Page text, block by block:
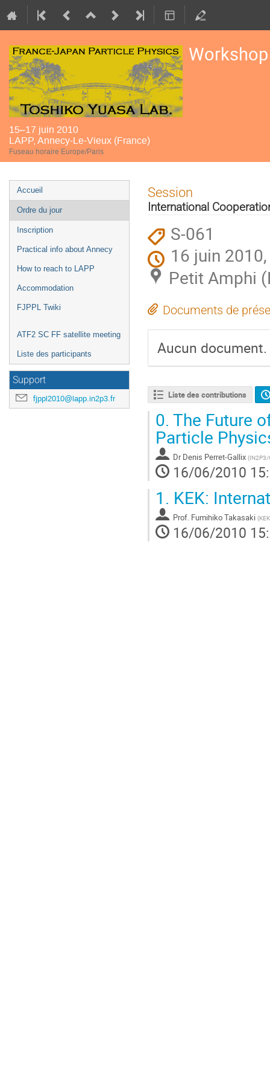
Workshop
15–17 juin 2010
LAPP, Annecy-Le-Vieux (France)
Fuseau horaire Europe/Paris
Menu
de
l'événement
Accueil
Ordre du jour
Inscription
Practical info about Annecy
How to reach to LAPP
Accommodation
FJPPL Twiki
ATF2 SC FF satellite meeting
Liste des participants
Support
fjppl2010@lapp.in2p3.fr
Session
International
S-061
16 juin
Petit Amphi
Documents de
Aucun document.
Liste des contributions
0. The Future
Particle
Dr Denis Perret-Gallix (IN2P3/
16/06/2010
1. KEK:
Prof. Fumihiko Takasaki (KEK
16/06/2010